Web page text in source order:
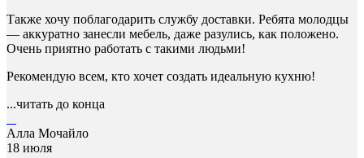
Также хочу поблагодарить службу доставки. Ребята молодцы
— аккуратно занесли мебель, даже разулись, как положено.
Очень приятно работать с такими людьми!
Рекомендую всем, кто хочет создать идеальную кухню!
...читать до конца
Алла Мочайло
18 июля